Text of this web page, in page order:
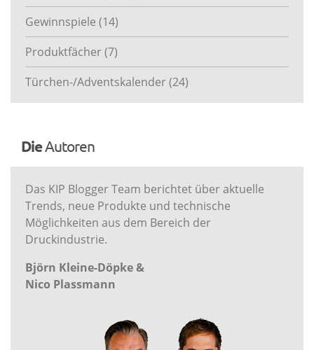
Gewinnspiele (14)
Produktfächer(7)
Türchen-/Adventskalender(24)
DieAutoren
Das KIP Blogger Team berichtet über aktuelle
Trends, neue Produkte und technische
Möglichkeiten aus dem Bereich der
Druckindustrie.
Björn Kleine-Döpke &
Nico Plassmann